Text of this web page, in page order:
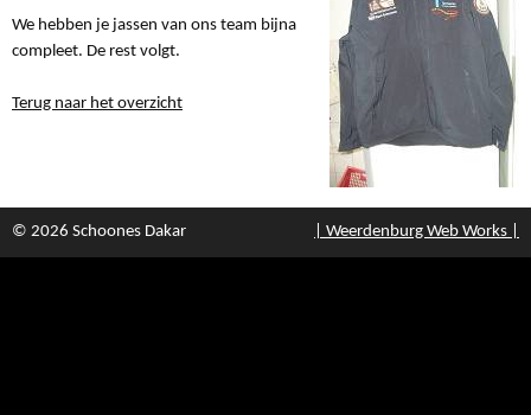
We hebben je jassen van ons team bijna
compleet. De rest volgt.
Terug naar het overzicht
© 2026 Schoones Dakar | Weerdenburg Web Works |